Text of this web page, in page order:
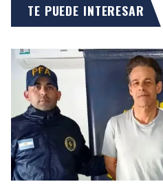
TE PUEDE INTERESAR